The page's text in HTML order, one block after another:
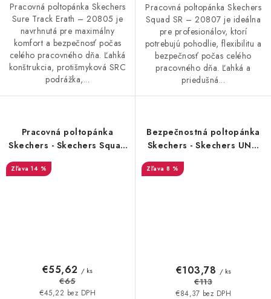
Pracovná poltopánka Skechers
Sure Track Erath – 20805 je
navrhnutá pre maximálny
komfort a bezpečnosť počas
celého pracovného dňa. Ľahká
konštrukcia, protišmyková SRC
podrážka,...
Pracovná poltopánka Skechers
Squad SR – 20807 je ideálna
pre profesionálov, ktorí
potrebujú pohodlie, flexibilitu a
bezpečnosť počas celého
pracovného dňa. Ľahká a
priedušná...
Pracovná poltopánka
Skechers - Skechers Squad
SR - 20807
14 %
€45,22 bez DPH
€55,62 / ks
€65
Bezpečnostná poltopánka
Skechers - Skechers UNO
S1P SRC ESD - 23809
8 %
€84,37 bez DPH
€103,78 / ks
€113